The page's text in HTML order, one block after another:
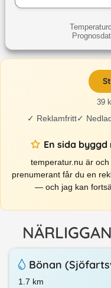
39
✓ Reklamfritt✓
En sida byggd
temperatur.nu är
prenumerant får du en
— och jag kan
Bönan
1.7 km